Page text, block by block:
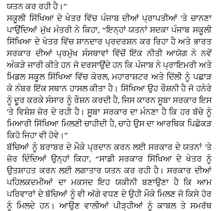
ਯਤਨ ਕਰ ਰਹੀ ਹੈ।”
ਸਕੂਲੀ ਸਿੱਖਿਆ ਦੇ ਖੇਤਰ ਵਿੱਚ ਪੰਜਾਬ ਦੀਆਂ ਪ੍ਰਾਪਤੀਆਂ 'ਤੇ ਚਾਨਣਾ
ਪਾਉਂਦਿਆਂ ਮੁੱਖ ਮੰਤਰੀ ਨੇ ਕਿਹਾ, “ਇਨ੍ਹਾਂ ਯਤਨਾਂ ਸਦਕਾ ਪੰਜਾਬ ਸਕੂਲੀ
ਸਿੱਖਿਆ ਦੇ ਖੇਤਰ ਵਿੱਚ ਸ਼ਾਨਦਾਰ ਪ੍ਰਦਰਸ਼ਨ ਕਰ ਰਿਹਾ ਹੈ ਅਤੇ ਭਾਰਤ
ਸਰਕਾਰ ਦੀਆਂ ਪ੍ਰਮੁੱਖ ਸੰਸਥਾਵਾਂ ਵਿੱਚੋਂ ਇੱਕ ਨੀਤੀ ਆਯੋਗ ਨੇ ਨਵੇਂ
ਅੰਕੜੇ ਜਾਰੀ ਕੀਤੇ ਹਨ ਜੋ ਦਰਸਾਉਂਦੇ ਹਨ ਕਿ ਪੰਜਾਬ ਨੇ ਪ੍ਰਾਇਮਰੀ ਅਤੇ
ਮਿਡਲ ਸਕੂਲ ਸਿੱਖਿਆ ਵਿੱਚ ਕੇਰਲ, ਮਹਾਰਾਸ਼ਟਰ ਅਤੇ ਦਿੱਲੀ ਨੂੰ ਪਛਾੜ
ਕੇ ਨੰਬਰ ਇੱਕ ਸਥਾਨ ਹਾਸਲ ਕੀਤਾ ਹੈ। ਸਿੱਖਿਆ ਉਹ ਰੌਸ਼ਨੀ ਹੈ ਜੋ ਹਨੇਰੇ
ਨੂੰ ਦੂਰ ਕਰਕੇ ਸੰਸਾਰ ਨੂੰ ਰੌਸ਼ਨ ਕਰਦੀ ਹੈ, ਜਿਸ ਕਾਰਨ ਸੂਬਾ ਸਰਕਾਰ ਇਸ
'ਤੇ ਵਿਸ਼ੇਸ਼ ਜ਼ੋਰ ਦੇ ਰਹੀ ਹੈ। ਸੂਬਾ ਸਰਕਾਰ ਦਾ ਮੰਨਣਾ ਹੈ ਕਿ ਹਰ ਬੱਚੇ ਨੂੰ
ਮਿਆਰੀ ਸਿੱਖਿਆ ਮਿਲਣੀ ਚਾਹੀਦੀ ਹੈ, ਚਾਹੇ ਉਸ ਦਾ ਆਰਥਿਕ ਪਿਛੋਕੜ
ਕਿਹੋ ਜਿਹਾ ਵੀ ਹੋਵੇ।”
ਬੱਚਿਆਂ ਨੂੰ ਬਰਾਬਰ ਦੇ ਮੌਕੇ ਪ੍ਰਦਾਨ ਕਰਨ ਲਈ ਸਰਕਾਰ ਦੇ ਯਤਨਾਂ 'ਤੇ
ਜ਼ੋਰ ਦਿੰਦਿਆਂ ਉਨ੍ਹਾਂ ਕਿਹਾ, “ਸਾਡੀ ਸਰਕਾਰ ਸਿੱਖਿਆ ਦੇ ਖੇਤਰ ਨੂੰ
ਉਤਸ਼ਾਹਤ ਕਰਨ ਲਈ ਲਗਾਤਾਰ ਯਤਨ ਕਰ ਰਹੀ ਹੈ। ਸਰਕਾਰ ਦੀਆਂ
ਪਹਿਲਕਦਮੀਆਂ ਦਾ ਮਕਸਦ ਇਹ ਯਕੀਨੀ ਬਣਾਉਣਾ ਹੈ ਕਿ ਆਮ
ਪਰਿਵਾਰਾਂ ਦੇ ਬੱਚਿਆਂ ਨੂੰ ਵੀ ਅੱਗੇ ਵਧਣ ਦੇ ਉਹੀ ਮੌਕੇ ਮਿਲਣ ਜੋ ਕਿਸੇ ਹੋਰ
ਨੂੰ ਮਿਲਦੇ ਹਨ। ਆਉਣ ਵਾਲੀਆਂ ਪੀੜ੍ਹੀਆਂ ਨੂੰ ਕਾਬਲ ਤੇ ਸਮਰੱਥ